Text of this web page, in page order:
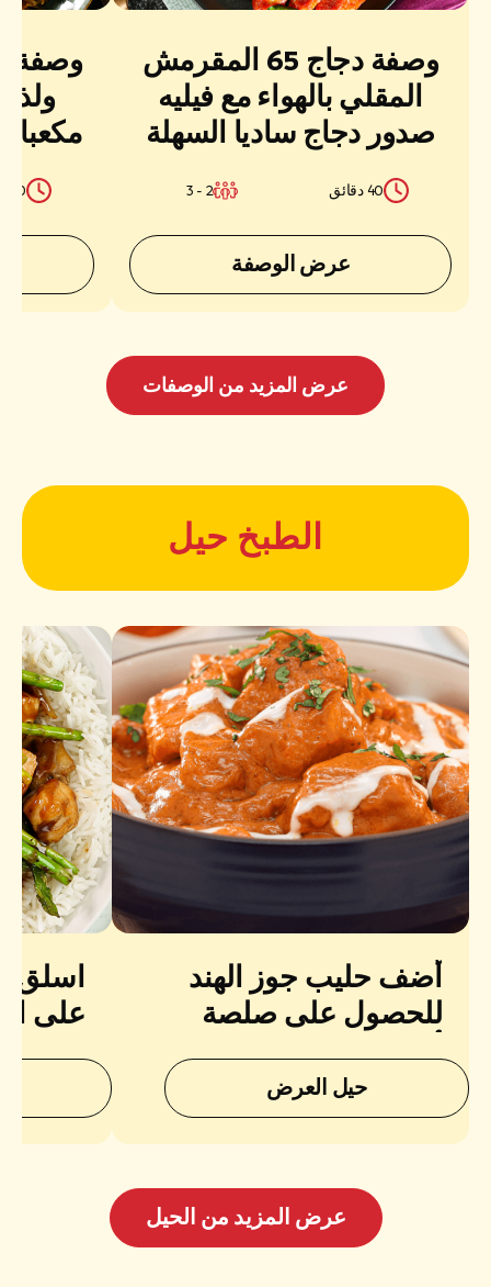
وصفة دجاج 65 المقرمش
المقلي بالهواء مع فيليه
صدور دجاج ساديا السهلة
40 دقائق 2 - 3
عرض الوصفة
وصفة
30 دقائق
عرض المزيد من الوصفات
الطبخ حيل
أضف حليب جوز الهند
للحصول على صلصة
أكثر كريمية
حيل العرض
اسلق
على
عرض المزيد من الحيل